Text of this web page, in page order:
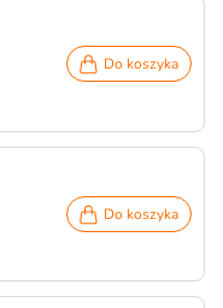
Do koszyka
Do koszyka